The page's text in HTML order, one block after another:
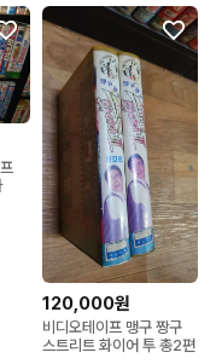
120,000원
비디오테이프 맹구 짱구
스트리트 화이어 투 총2편